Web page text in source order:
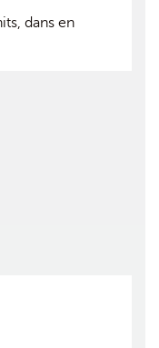
dans en